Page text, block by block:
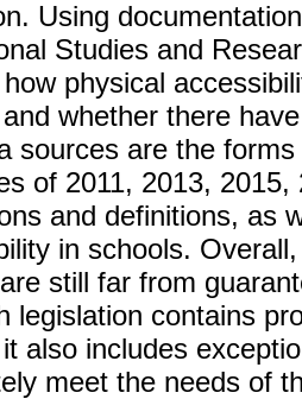
Using
Studies and
physical
whether there
sources are the
of 2011, 2013,
and definitions, as
in schools.
still far from
legislation contains
also includes
meet the needs of